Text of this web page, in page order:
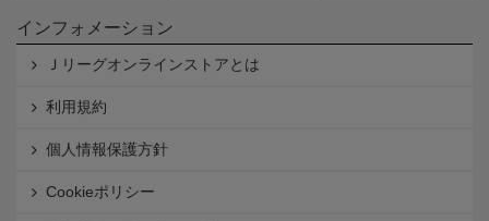
インフォメーション
Ｊリーグオンラインストアとは
利用規約
個人情報保護方針
Cookieポリシー